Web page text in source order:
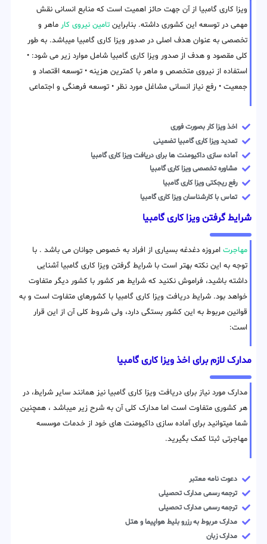
ویزا کاری گامبیا از آن جهت حائز اهمیت است که منابع انسانی نقش
مهمی در توسعه این کشوری داشته. بنابراین تامین نیروی کار ماهر و
تخصصی به عنوان هدف اصلی در صدور ویزا کاری گامبیا میباشد. به طور
کلی مقصود و هدف از صدور ویزا کاری گامبیا شامل موارد زیر می شود: •
استفاده از نیروی متخصص و ماهر با کمترین هزینه • توسعه اقتصاد و
جمعیت • رفع نیاز انسانی مشاغل مورد نظر • توسعه فرهنگی و اجتماعی
اخذ ویزا کار بصورت فوری
تمدید ویزا کاری گامبیا تضمینی
آماده سازی داکیومنت ها برای دریافت ویزا کاری گامبیا
مشاوره تخصصی ویزا کاری گامبیا
رفع ریجکتی ویزا کاری گامبیا
تماس با کارشناسان ویزا کاری گامبیا
شرایط گرفتن ویزا کاری گامبیا
مهاجرت امروزه دغدغه بسیاری از افراد به خصوص جوانان می باشد . با
توجه به این نکته بهتر است با شرایط گرفتن ویزا کاری گامبیا آشنایی
داشته باشید، فراموش نکنید که شرایط هر کشور با کشور دیگر متفاوت
خواهد بود. شرایط دریافت ویزا کاری گامبیا با کشورهای متفاوت است و به
قوانین مربوط به این کشور بستگی دارد، ولی شروط کلی آن از این قرار
است:
مدارک لازم برای اخذ ویزا کاری گامبیا
مدارک مورد نیاز برای دریافت ویزا کاری گامبیا نیز همانند سایر شرایط، در
هر کشوری متفاوت است اما مدارک کلی آن به شرح زیر میباشد ، همچنین
شما میتوانید برای آماده سازی داکیومنت های خود از خدمات موسسه
مهاجرتی ثبتا کمک بگیرید.
دعوت نامه معتبر
ترجمه رسمی مدارک تحصیلی
ترجمه رسمی مدارک تحصیلی
مدارک مربوط به رزرو بلیط هواپیما و هتل
مدارک زبان